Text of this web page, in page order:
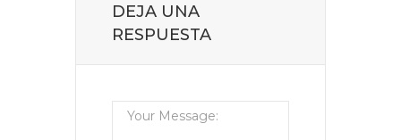
DEJA UNA
RESPUESTA